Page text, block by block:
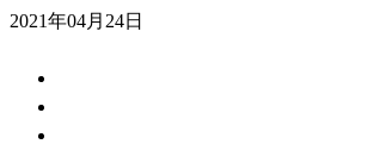
2021年04月24日